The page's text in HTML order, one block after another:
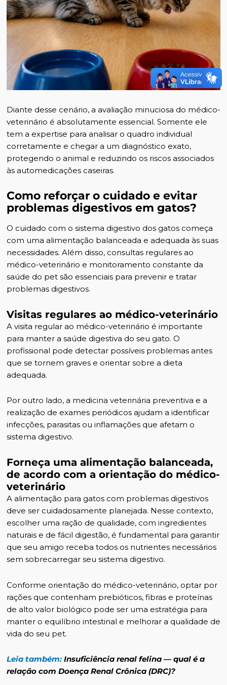
Diante desse cenário, a avaliação minuciosa do médico-
veterinário é absolutamente essencial. Somente ele
tem a expertise para analisar o quadro individual
corretamente e chegar a um diagnóstico exato,
protegendo o animal e reduzindo os riscos associados
às automedicações caseiras.
Como reforçar o cuidado e evitar
problemas digestivos em gatos?
O cuidado com o sistema digestivo dos gatos começa
com uma alimentação balanceada e adequada às suas
necessidades. Além disso, consultas regulares ao
médico-veterinário e monitoramento constante da
saúde do pet são essenciais para prevenir e tratar
problemas digestivos.
Visitas regulares ao médico-veterinário
A visita regular ao médico-veterinário é importante
para manter a saúde digestiva do seu gato. O
profissional pode detectar possíveis problemas antes
que se tornem graves e orientar sobre a dieta
adequada.
Por outro lado, a medicina veterinária preventiva e a
realização de exames periódicos ajudam a identificar
infecções, parasitas ou inflamações que afetam o
sistema digestivo.
Forneça uma alimentação balanceada,
de acordo com a orientação do médico-
veterinário
A alimentação para gatos com problemas digestivos
deve ser cuidadosamente planejada. Nesse contexto,
escolher uma ração de qualidade, com ingredientes
naturais e de fácil digestão, é fundamental para garantir
que seu amigo receba todos os nutrientes necessários
sem sobrecarregar seu sistema digestivo.
Conforme orientação do médico-veterinário, optar por
rações que contenham prebióticos, fibras e proteínas
de alto valor biológico pode ser uma estratégia para
manter o equilíbrio intestinal e melhorar a qualidade de
vida do seu pet.
Leia também: Insuficiência renal felina — qual é a
relação com Doença Renal Crônica (DRC)?